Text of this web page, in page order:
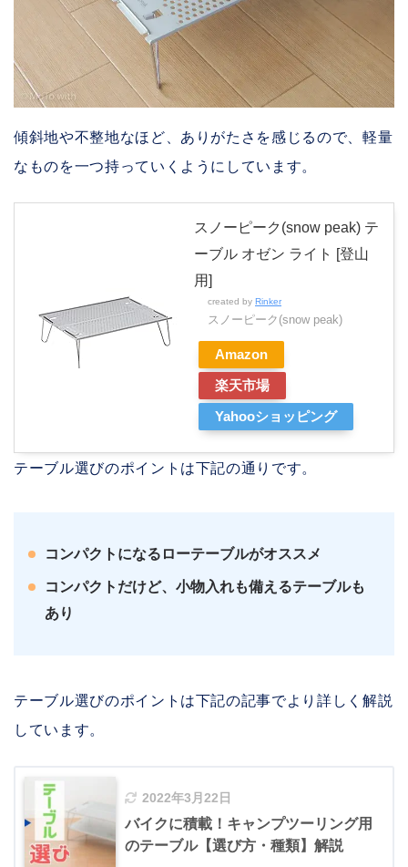
傾斜地や不整地なほど、ありがたさを感じるので、軽量
なものを一つ持っていくようにしています。
スノーピーク(snow peak) テ
ーブル オゼン ライト [登山
用]
created by Rinker
スノーピーク(snow peak)
Amazon
楽天市場
Yahooショッピング
テーブル選びのポイントは下記の通りです。
コンパクトになるローテーブルがオススメ
コンパクトだけど、小物入れも備えるテーブルも
あり
テーブル選びのポイントは下記の記事でより詳しく解説
しています。
2022年3月22日
バイクに積載！キャンプツーリング用
のテーブル【選び方・種類】解説